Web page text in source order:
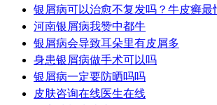
银屑病可以治愈不复发吗？牛皮癣最
河南银屑病我赞中都牛
银屑病会导致耳朵里有皮屑多
身患银屑病做手术可以吗
银屑病一定要防晒吗吗
皮肤咨询在线医生在线